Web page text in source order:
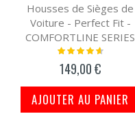
Housses de Sièges de
Voiture - Perfect Fit -
COMFORTLINE SERIES
Notation:
149,00 €
AJOUTER AU PANIER